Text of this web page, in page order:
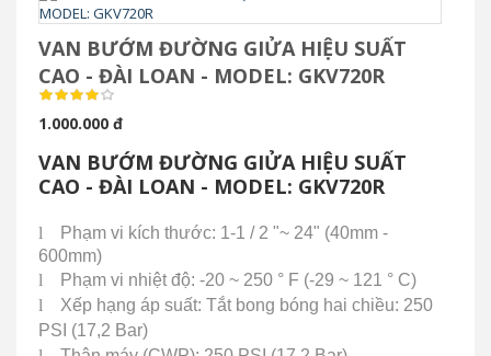
VAN BƯỚM ĐƯỜNG GIỬA HIỆU SUẤT
CAO - ĐÀI LOAN - MODEL: GKV720R
1.000.000 đ
VAN BƯỚM ĐƯỜNG GIỬA HIỆU SUẤT
CAO - ĐÀI LOAN - MODEL: GKV720R
l
Phạm vi kích thước: 1-1 / 2 "~ 24" (40mm -
600mm)
l
Phạm vi nhiệt độ: -20 ~ 250 ° F (-29 ~ 121 ° C)
l
Xếp hạng áp suất: Tắt bong bóng hai chiều: 250
PSI (17,2 Bar)